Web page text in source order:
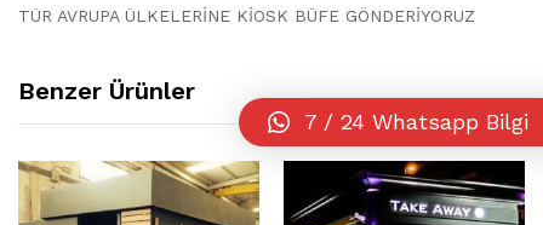
TÜR AVRUPA ÜLKELERİNE KİOSK BÜFE GÖNDERİYORUZ
Benzer Ürünler
7 / 24 Whatsapp Bilgi